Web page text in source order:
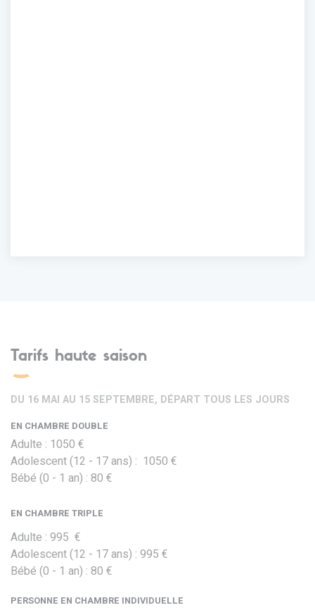
Tarifs haute saison
DU 16 MAI AU 15 SEPTEMBRE, DÉPART TOUS LES JOURS
EN CHAMBRE DOUBLE
Adulte : 1050 €
Adolescent (12 - 17 ans) : 1050 €
Bébé (0 - 1 an) : 80 €
EN CHAMBRE TRIPLE
Adulte : 995 €
Adolescent (12 - 17 ans) : 995 €
Bébé (0 - 1 an) : 80 €
PERSONNE EN CHAMBRE INDIVIDUELLE